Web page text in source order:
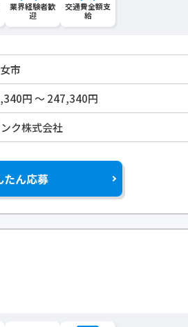
業界経験者歓
迎
交通費全額支
給
市
円 〜 247,340円
ク株式会社
たん応募